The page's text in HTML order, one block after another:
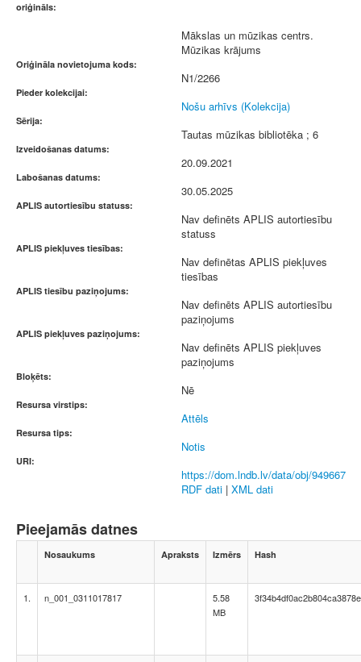
oriģināls:
Mākslas un mūzikas centrs.
Mūzikas krājums
Oriģināla novietojuma kods:
N1/2266
Pieder kolekcijai:
Nošu arhīvs (Kolekcija)
Sērija:
Tautas mūzikas bibliotēka ; 6
Izveidošanas datums:
20.09.2021
Labošanas datums:
30.05.2025
APLIS autortiesību statuss:
Nav definēts APLIS autortiesību
statuss
APLIS piekļuves tiesības:
Nav definētas APLIS piekļuves
tiesības
APLIS tiesību paziņojums:
Nav definēts APLIS autortiesību
paziņojums
APLIS piekļuves paziņojums:
Nav definēts APLIS piekļuves
paziņojums
Bloķēts:
Nē
Resursa virstips:
Attēls
Resursa tips:
Notis
URI:
https://dom.lndb.lv/data/obj/949667
RDF dati | XML dati
Pieejamās datnes
Nosaukums Apraksts Izmērs Hash
1. n_001_0311017817
5.58
MB